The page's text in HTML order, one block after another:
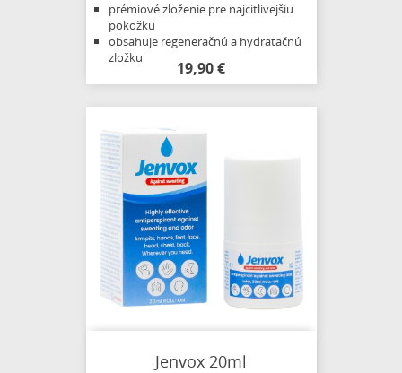
prémiové zloženie pre najcitlivejšiu
pokožku
obsahuje regeneračnú a hydratačnú
zložku
19,90 €
Jenvox 20ml